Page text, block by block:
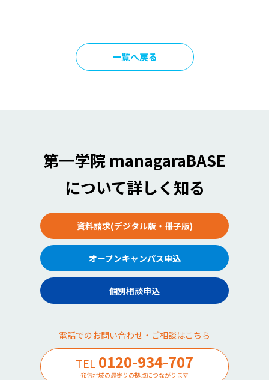
一覧へ戻る
第一学院 managaraBASE
について詳しく知る
資料請求(デジタル版・冊子版)
オープンキャンパス申込
個別相談申込
電話でのお問い合わせ・ご相談はこちら
TEL 0120-934-707
発信地域の最寄りの拠点につながります